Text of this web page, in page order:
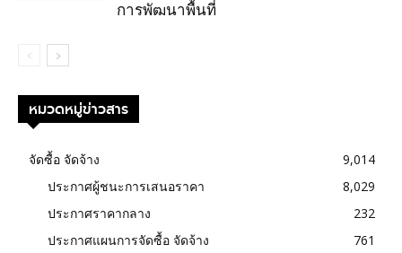
การพัฒนาพื้นที่
หมวดหมู่ข่าวสาร
จัดซื้อ จัดจ้าง
9,014
ประกาศผู้ชนะการเสนอราคา
8,029
ประกาศราคากลาง
232
ประกาศแผนการจัดซื้อ จัดจ้าง
761